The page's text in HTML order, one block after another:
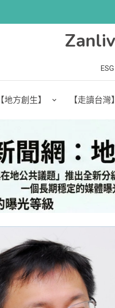
【地方創生】 【走讀台灣】